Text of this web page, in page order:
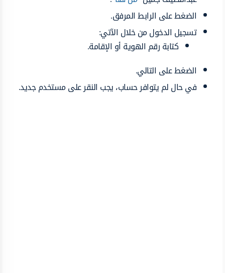
الضغط على الرابط المرفق.
تسجيل الدخول من خلال الآتي:
كتابة رقم الهوية أو الإقامة.
الضغط على التالي.
في حال لم يتوافر حساب، يجب النقر على مستخدم جديد.